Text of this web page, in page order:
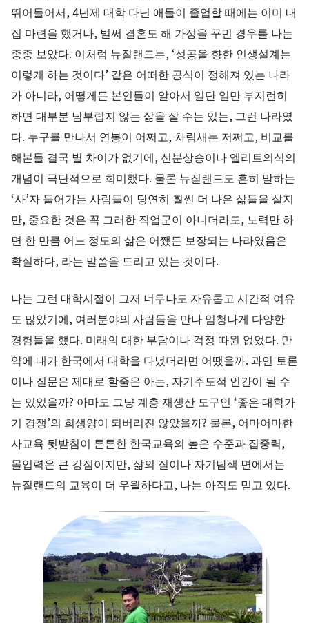
뛰어들어서, 4년제 대학 다닌 애들이 졸업할 때에는 이미 내
집 마련을 했거나, 벌써 결혼도 해 가정을 꾸민 경우를 나는
종종 보았다. 이처럼 뉴질랜드는, ‘성공을 향한 인생설계는
이렇게 하는 것이다’ 같은 어떠한 공식이 정해져 있는 나라
가 아니라, 어떻게든 본인들이 알아서 일단 일만 부지런히
하면 대부분 남부럽지 않는 삶을 살 수는 있는, 그런 나라였
다. 누구를 만나서 연봉이 어쩌고, 차림새는 저쩌고, 비교를
해본들 결국 별 차이가 없기에, 신분상승이나 엘리트의식의
개념이 극단적으로 희미했다. 물론 뉴질랜드도 흔히 말하는
‘사’자 들어가는 사람들이 당연히 훨씬 더 나은 삶들을 살지
만, 중요한 것은 꼭 그러한 직업군이 아니더라도, 노력만 하
면 한 만큼 어느 정도의 삶은 어쨌든 보장되는 나라였음은
확실하다, 라는 말씀을 드리고 있는 것이다.
나는 그런 대학시절이 그저 너무나도 자유롭고 시간적 여유
도 많았기에, 여러분야의 사람들을 만나 엄청나게 다양한
경험들을 했다. 미래의 대한 부담이나 걱정 따윈 없었다. 만
약에 내가 한국에서 대학을 다녔더라면 어땠을까. 과연 토론
이나 질문은 제대로 할줄은 아는, 자기주도적 인간이 될 수
는 있었을까? 아마도 그냥 계층 재생산 도구인 ‘좋은 대학가
기 경쟁’의 희생양이 되버리진 않았을까? 물론, 어마어마한
사교육 뒷받침이 튼튼한 한국교육의 높은 수준과 집중력,
몰입력은 큰 강점이지만, 삶의 질이나 자기탐색 면에서는
뉴질랜드의 교육이 더 우월하다고, 나는 아직도 믿고 있다.